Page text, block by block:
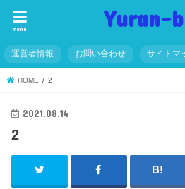
Yuran-
menu
運営者情報 お問い合わせ サイトマ
HOME 2
2021.08.14
2